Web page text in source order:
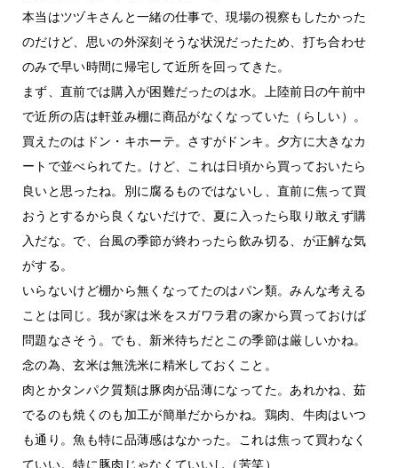
本当はツヅキさんと一緒の仕事で、現場の視察もしたかった
のだけど、思いの外深刻そうな状況だったため、打ち合わせ
のみで早い時間に帰宅して近所を回ってきた。
まず、直前では購入が困難だったのは水。上陸前日の午前中
で近所の店は軒並み棚に商品がなくなっていた（らしい）。
買えたのはドン・キホーテ。さすがドンキ。夕方に大きなカ
ートで並べられてた。けど、これは日頃から買っておいたら
良いと思ったね。別に腐るものではないし、直前に焦って買
おうとするから良くないだけで、夏に入ったら取り敢えず購
入だな。で、台風の季節が終わったら飲み切る、が正解な気
がする。
いらないけど棚から無くなってたのはパン類。みんな考える
ことは同じ。我が家は米をスガワラ君の家から買っておけば
問題なさそう。でも、新米待ちだとこの季節は厳しいかね。
念の為、玄米は無洗米に精米しておくこと。
肉とかタンパク質類は豚肉が品薄になってた。あれかね、茹
でるのも焼くのも加工が簡単だからかね。鶏肉、牛肉はいつ
も通り。魚も特に品薄感はなかった。これは焦って買わなく
ていい。特に豚肉じゃなくていいし（苦笑）